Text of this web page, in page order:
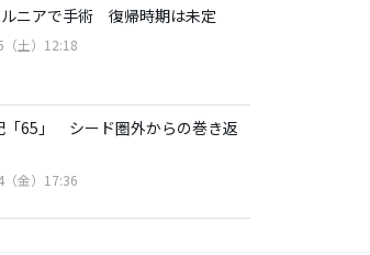
ニアで手術 復帰時期は未定
土）12:18
「65」 シード圏外からの巻き返
金）17:36